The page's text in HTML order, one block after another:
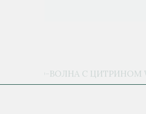
КОЛЬЦО-ВОЛНА С ЦИТРИНОМ